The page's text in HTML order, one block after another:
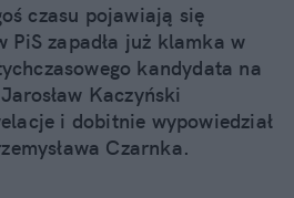
czasu pojawiają się
PiS zapadła już klamka w
kandydata na
Kaczyński
i dobitnie wypowiedział
Czarnka.